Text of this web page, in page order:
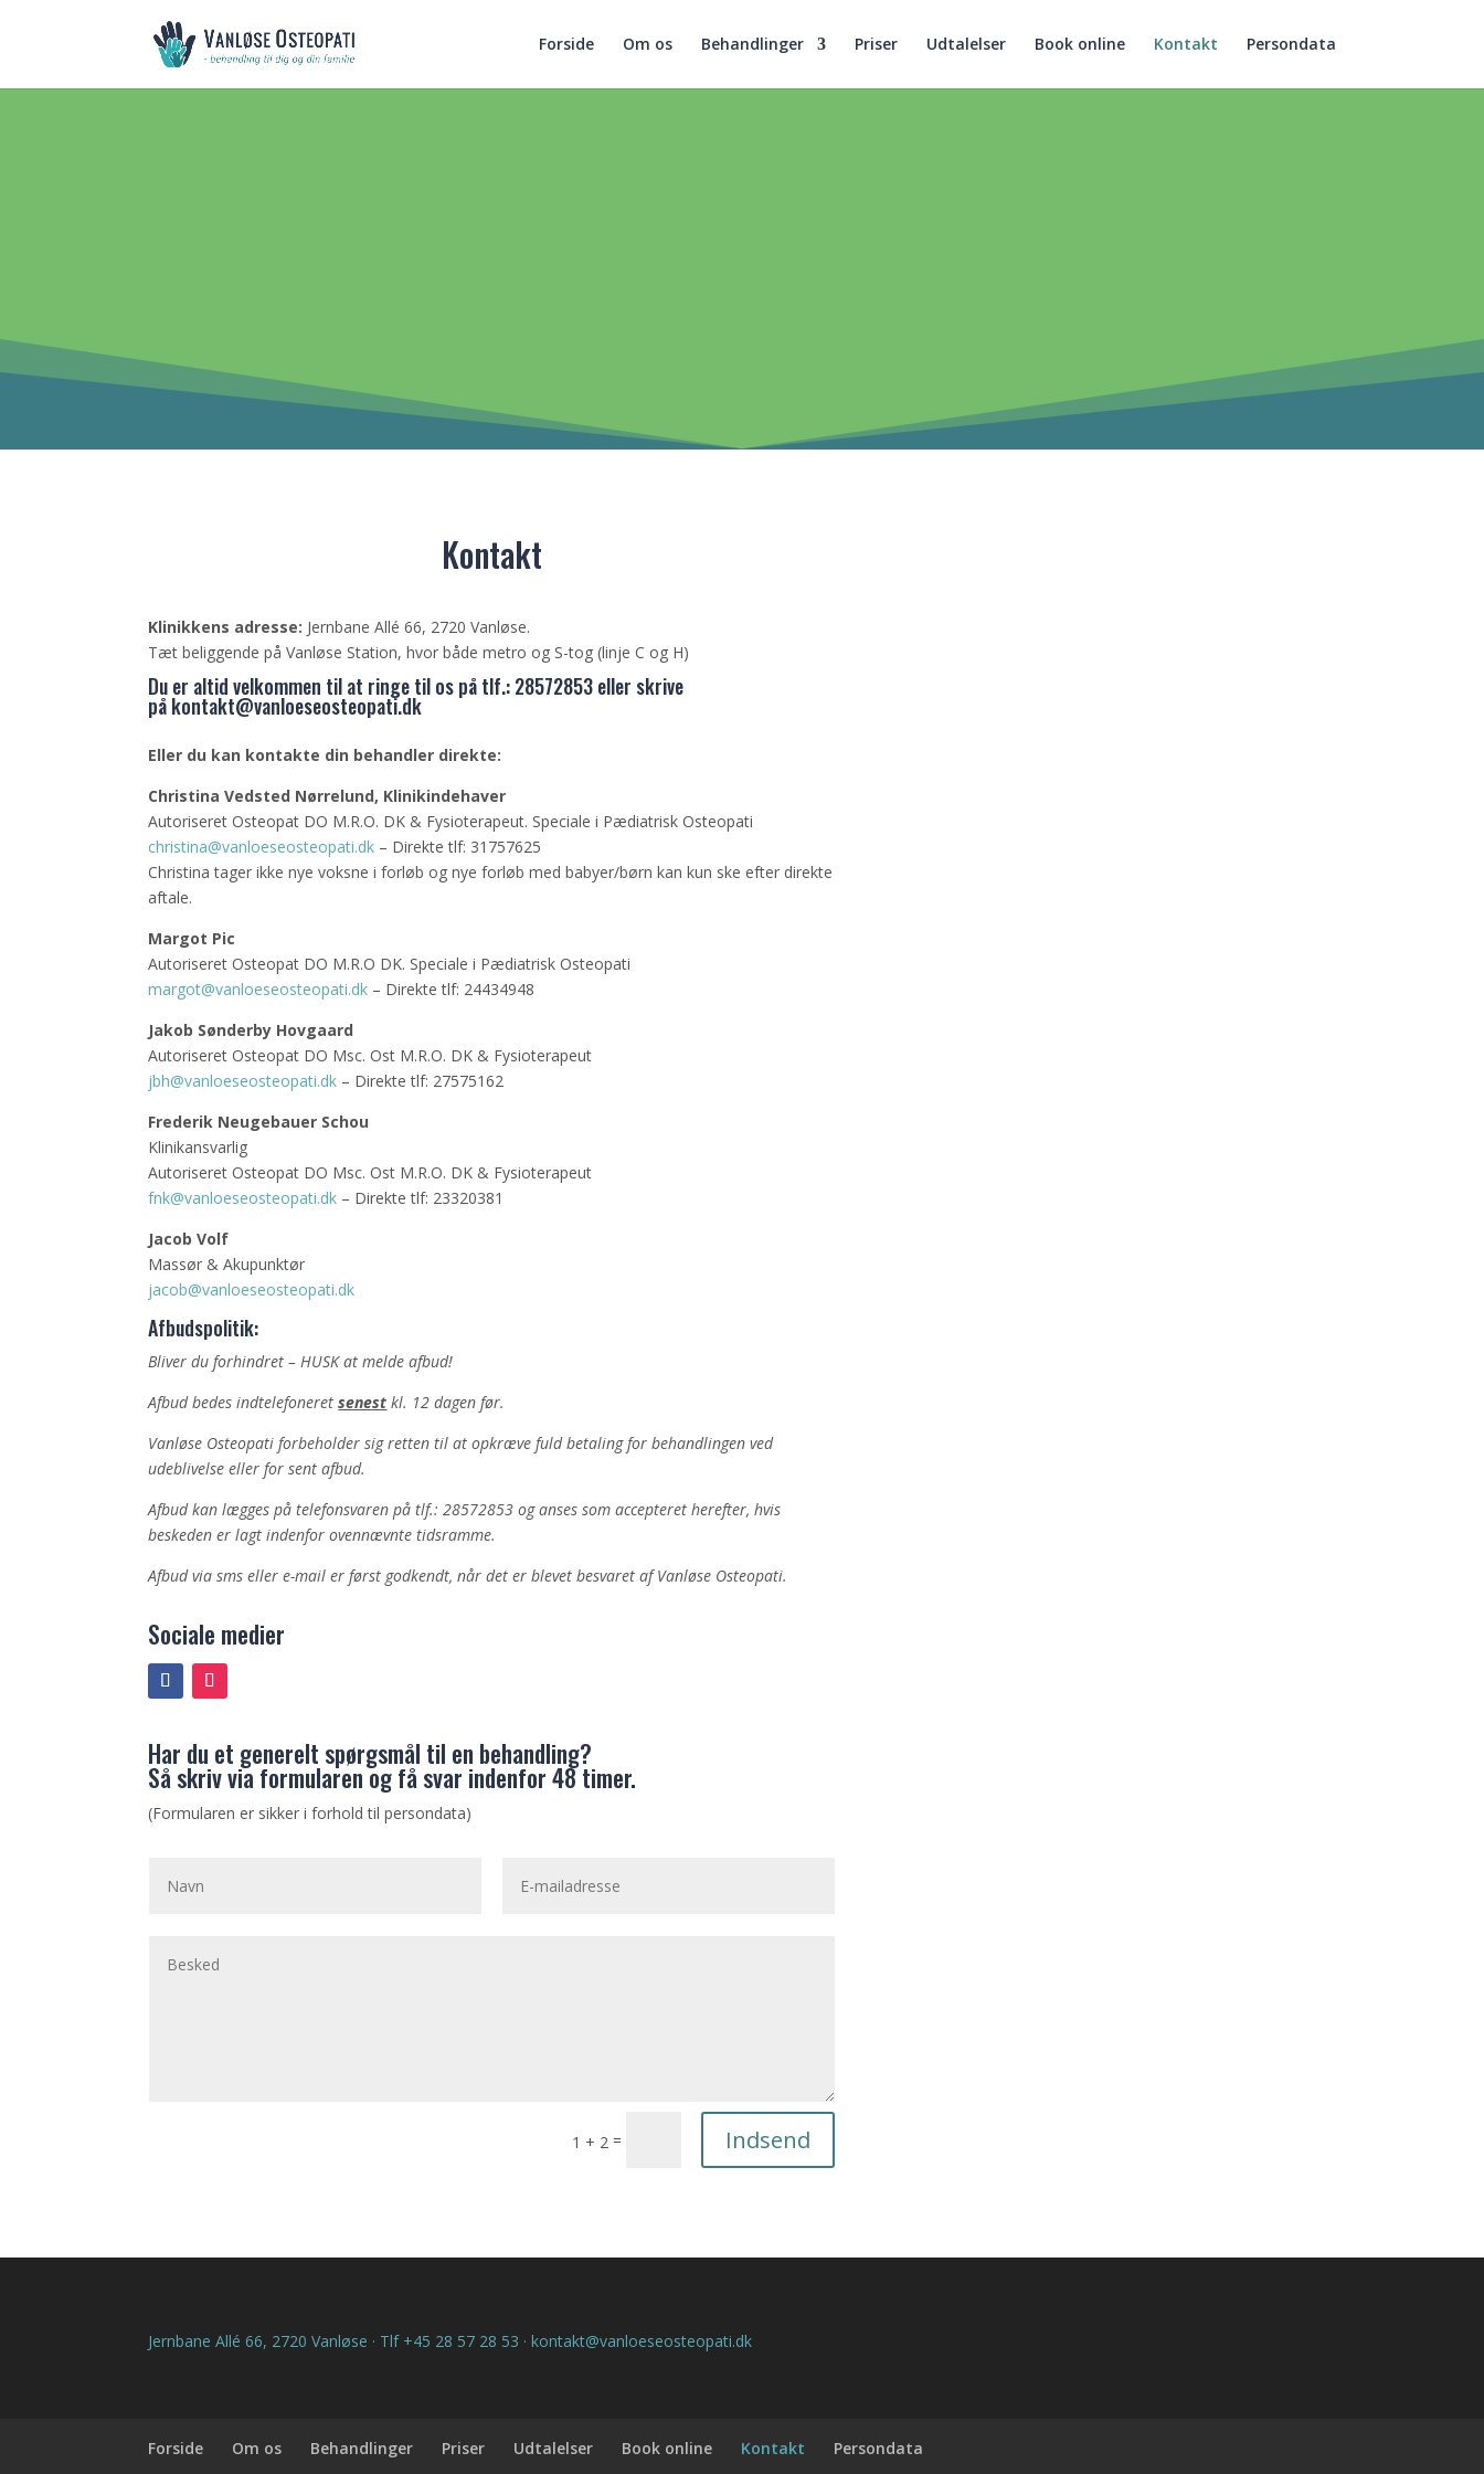
Forside Om os Behandlinger Priser Udtalelser Book online Kontakt Persondata
Kontakt
Klinikkens adresse: Jernbane Allé 66, 2720 Vanløse.
Tæt beliggende på Vanløse Station, hvor både metro og S-tog (linje C og H)
Du er altid velkommen til at ringe til os på tlf.: 28572853 eller skrive
påkontakt@vanloeseosteopati.dk
Eller du kan kontakte din behandler direkte:
Christina Vedsted Nørrelund, Klinikindehaver
Autoriseret Osteopat DO M.R.O. DK & Fysioterapeut. Speciale i Pædiatrisk Osteopati
christina@vanloeseosteopati.dk – Direkte tlf: 31757625
Christina tager ikke nye voksne i forløb og nye forløb med babyer/børn kan kun ske efter direkte
aftale.
Margot Pic
Autoriseret Osteopat DO M.R.O DK. Speciale i Pædiatrisk Osteopati
margot@vanloeseosteopati.dk – Direkte tlf: 24434948
Jakob Sønderby Hovgaard
Autoriseret Osteopat DO Msc. Ost M.R.O. DK & Fysioterapeut
jbh@vanloeseosteopati.dk – Direkte tlf: 27575162
Frederik Neugebauer Schou
Klinikansvarlig
Autoriseret Osteopat DO Msc. Ost M.R.O. DK & Fysioterapeut
fnk@vanloeseosteopati.dk – Direkte tlf: 23320381
Jacob Volf
Massør & Akupunktør
jacob@vanloeseosteopati.dk
Afbudspolitik:
Bliver du forhindret – HUSK at melde afbud!
Afbud bedes indtelefoneretsenest kl. 12 dagen før.
Vanløse Osteopati forbeholder sig retten til at opkræve fuld betaling for behandlingen ved
udeblivelse eller for sent afbud.
Afbud kan lægges på telefonsvaren på tlf.: 28572853 og anses som accepteret herefter, hvis
beskeden er lagt indenfor ovennævnte tidsramme.
Afbud via sms eller e-mail er først godkendt, når det er blevet besvaret af Vanløse Osteopati.
Sociale medier
Har du et generelt spørgsmål til en behandling?
Så skriv via formularen og få svar indenfor 48 timer.
(Formularen er sikker i forhold til persondata)
1 + 2 = Indsend
Jernbane Allé 66, 2720 Vanløse · Tlf +45 28 57 28 53 · kontakt@vanloeseosteopati.dk
Forside Om os Behandlinger Priser Udtalelser Book online Kontakt Persondata